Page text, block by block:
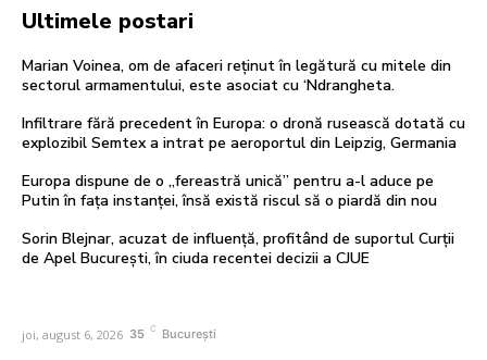
Ultimele postari
Marian Voinea, om de afaceri reținut în legătură cu mitele din
sectorul armamentului, este asociat cu ‘Ndrangheta.
Infiltrare fără precedent în Europa: o dronă rusească dotată cu
explozibil Semtex a intrat pe aeroportul din Leipzig, Germania
Europa dispune de o „fereastră unică” pentru a-l aduce pe
Putin în fața instanței, însă există riscul să o piardă din nou
Sorin Blejnar, acuzat de influență, profitând de suportul Curții
de Apel București, în ciuda recentei decizii a CJUE
joi, august 6, 2026 35 C București